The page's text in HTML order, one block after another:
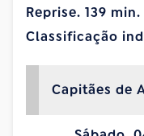
Reprise. 139 min.
Classificação
Capitães de